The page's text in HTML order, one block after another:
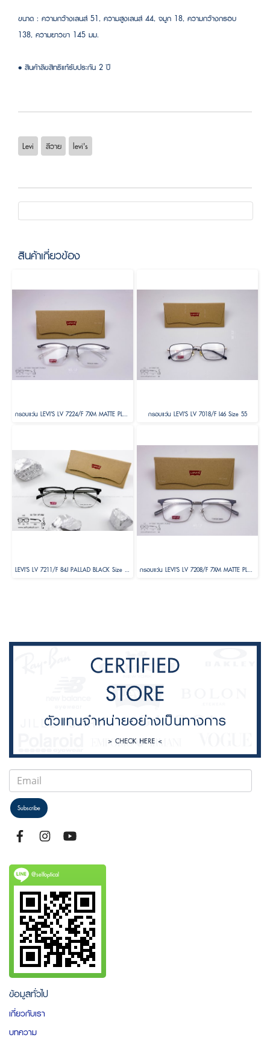
ขนาด : ความกว้างเลนส์ 51, ความสูงเลนส์ 44, จมูก 18, ความกว้างกรอบ
138, ความยาวขา 145 มม.
• สินค้าลิขสิทธิแท้รับประกัน 2 ปี
Levi ลีวาย levi's
สินค้าเกี่ยวข้อง
กรอบแว่น LEVI'S LV 7224/F 7XM MATTE PLDBLU Size 54 กรอบแว่น LEVI'S LV 7018/F I46 Size 55
LEVI'S LV 7211/F 84J PALLAD BLACK Size 53 กรอบแว่น LEVI'S LV 7208/F 7XM MATTE PLDBLU Size 55
Subscribe
@selfoptical
ข้อมูลทั่วไป
เกี่ยวกับเรา
บทความ